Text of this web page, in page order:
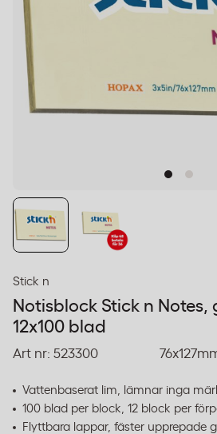
Stick n
Notisblock Stick n Notes,
12x100 blad
Art nr: 523300
Vattenbaserat lim, lämnar inga
100 blad per block, 12 block per
Flyttbara lappar, fäster upprepade